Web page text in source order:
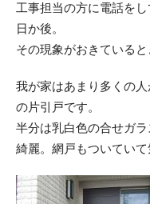
工事担当の方に電話を
日か後。
その現象がおきている
我が家はあまり多くの
の片引戸です。
半分は乳白色の合せガ
綺麗。網戸もついていて